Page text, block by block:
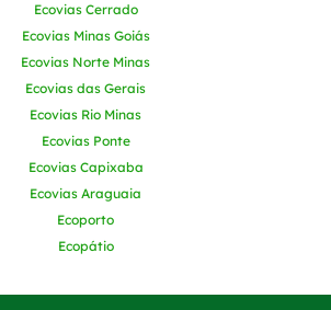
Ecovias Cerrado
Ecovias Minas Goiás
Ecovias Norte Minas
Ecovias das Gerais
Ecovias Rio Minas
Ecovias Ponte
Ecovias Capixaba
Ecovias Araguaia
Ecoporto
Ecopátio